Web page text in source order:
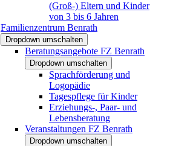
(Groß-) Eltern und Kinder
von 3 bis 6 Jahren
Familienzentrum Benrath
Dropdown umschalten
Beratungsangebote FZ Benrath
Dropdown umschalten
Sprachförderung und
Logopädie
Tagespflege für Kinder
Erziehungs-, Paar- und
Lebensberatung
Veranstaltungen FZ Benrath
Dropdown umschalten